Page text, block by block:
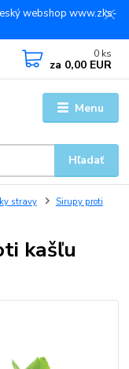
webshop www.zks-
Menu
Hľadať
0 ks
za 0,00 EUR
stravy
Sirupy proti
kašľu